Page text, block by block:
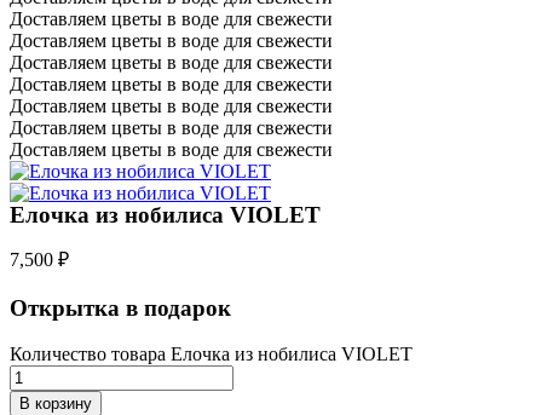
Доставляем цветы в воде для свежести
Доставляем цветы в воде для свежести
Доставляем цветы в воде для свежести
Доставляем цветы в воде для свежести
Доставляем цветы в воде для свежести
Доставляем цветы в воде для свежести
Доставляем цветы в воде для свежести
Елочка из нобилиса VIOLET
7,500 ₽
Открытка в подарок
Количество товара Елочка из нобилиса VIOLET
В корзину